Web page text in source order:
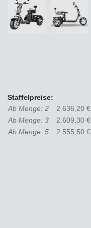
Staffelpreise:
Ab Menge: 2
2.636,20 €
Ab Menge: 3
2.609,30 €
Ab Menge: 5
2.555,50 €